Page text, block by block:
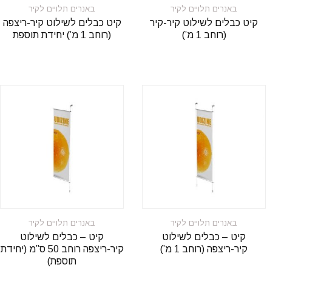
באנרים תלויים לקיר
קיט כבלים לשילוט קיר-קיר
(רוחב 1 מ’)
באנרים תלויים לקיר
קיט כבלים לשילוט קיר-ריצפה
(רוחב 1 מ’) יחידת תוספת
באנרים תלויים לקיר
קיט – כבלים לשילוט
קיר-ריצפה (רוחב 1 מ’)
באנרים תלויים לקיר
קיט – כבלים לשילוט
קיר-ריצפה רוחב 50 ס”מ (יחידת
תוספת)